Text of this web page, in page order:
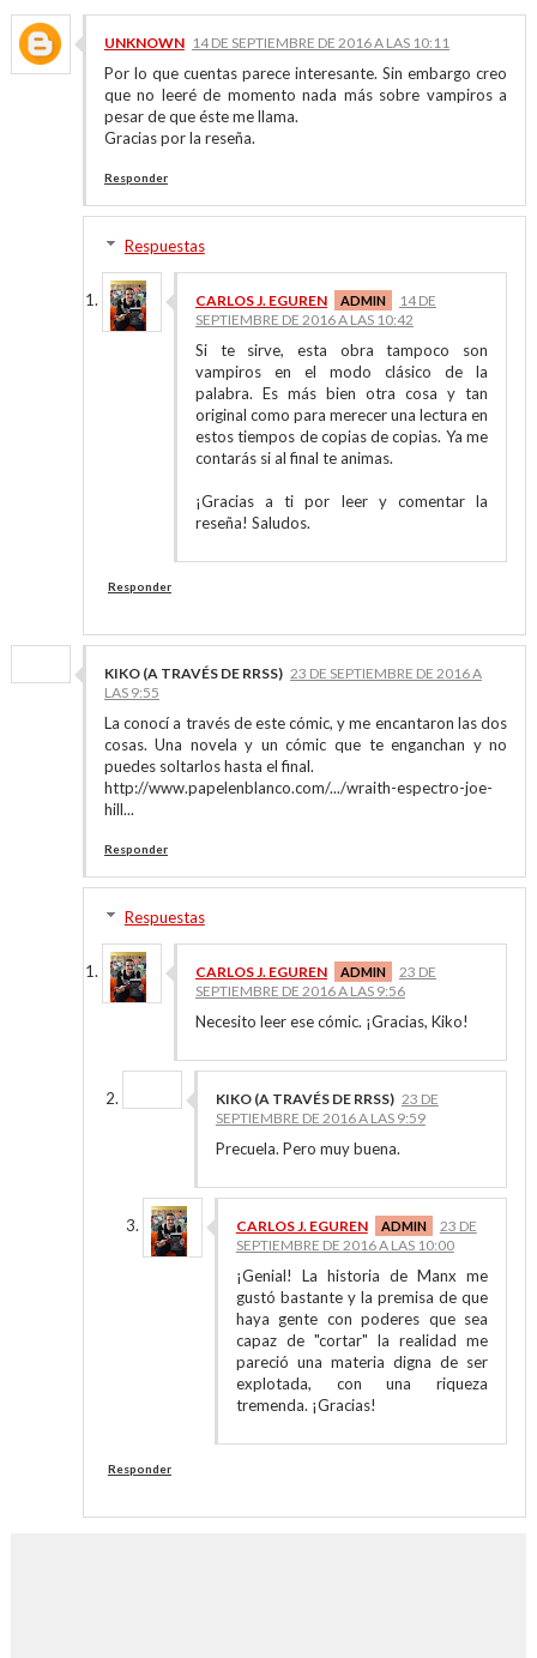
UNKNOWN 14 DE SEPTIEMBRE DE 2016 A LAS 10:11
Por lo que cuentas parece interesante. Sin embargo creo
que no leeré de momento nada más sobre vampiros a
pesar de que éste me llama.
Gracias por la reseña.
Responder
Respuestas
CARLOS J. EGUREN
14 DE
SEPTIEMBRE DE 2016 A LAS 10:42
Si te sirve, esta obra tampoco son
vampiros en el modo clásico de la
palabra. Es más bien otra cosa y tan
original como para merecer una lectura en
estos tiempos de copias de copias. Ya me
contarás si al final te animas.
¡Gracias a ti por leer y comentar la
reseña! Saludos.
Responder
KIKO (A TRAVÉS DE RRSS) 23 DE SEPTIEMBRE DE 2016 A
LAS 9:55
La conocí a través de este cómic, y me encantaron las dos
cosas. Una novela y un cómic que te enganchan y no
puedes soltarlos hasta el final.
http://www.papelenblanco.com/.../wraith-espectro-joe-
hill...
Responder
Respuestas
CARLOS J. EGUREN
23 DE
SEPTIEMBRE DE 2016 A LAS 9:56
Necesito leer ese cómic. ¡Gracias, Kiko!
KIKO (A TRAVÉS DE RRSS) 23 DE
SEPTIEMBRE DE 2016 A LAS 9:59
Precuela. Pero muy buena.
CARLOS J. EGUREN
23 DE
SEPTIEMBRE DE 2016 A LAS 10:00
¡Genial! La historia de Manx me
gustó bastante y la premisa de que
haya gente con poderes que sea
capaz de "cortar" la realidad me
pareció una materia digna de ser
explotada, con una riqueza
tremenda. ¡Gracias!
Responder